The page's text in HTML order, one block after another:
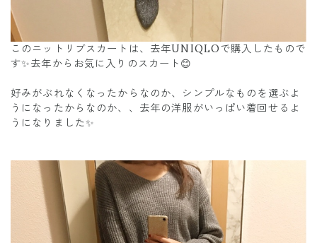
このニットリブスカートは、去年UNIQLOで購入したもので
す✨去年からお気に入りのスカート😊
好みがぶれなくなったからなのか、シンプルなものを選ぶよ
うになったからなのか、、去年の洋服がいっぱい着回せるよ
うになりました✨